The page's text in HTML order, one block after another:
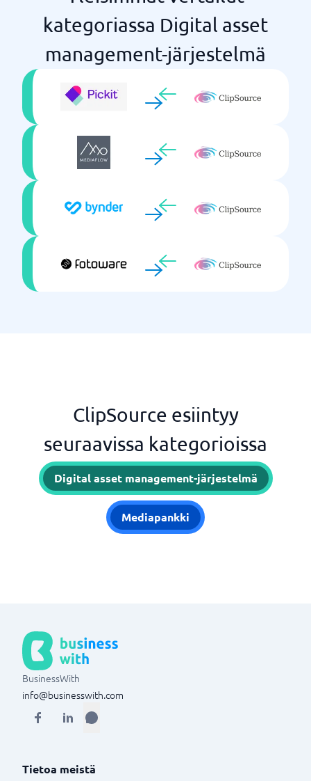
kategoriassa Digital asset
management-järjestelmä
ClipSource esiintyy
seuraavissa kategorioissa
Digital asset management-järjestelmä
Mediapankki
BusinessWith
info@businesswith.com
Tietoa meistä